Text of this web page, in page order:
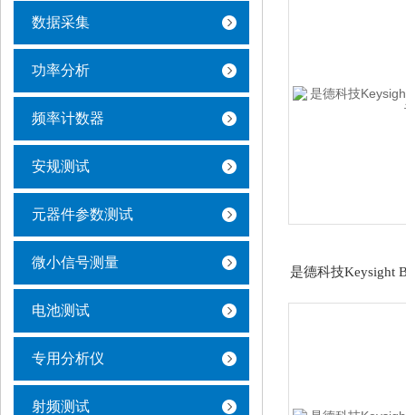
数据采集
功率分析
频率计数器
安规测试
元器件参数测试
微小信号测量
电池测试
专用分析仪
射频测试
是德科技Keysight